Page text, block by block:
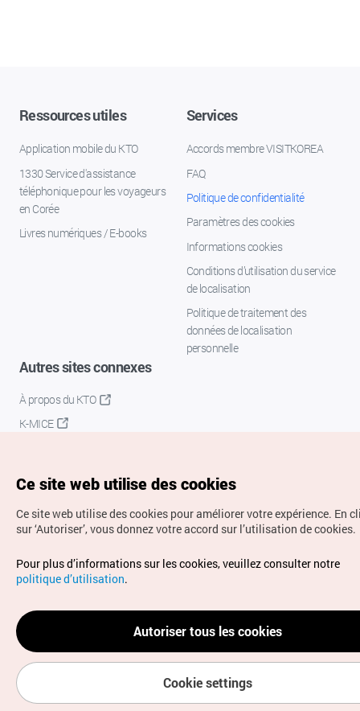
Ressources utiles
Application mobile du KTO
1330 Service d'assistance
téléphonique pour les voyageurs
en Corée
Livres numériques / E-books
Services
Accords membre VISITKOREA
FAQ
Politique de confidentialité
Paramètres des cookies
Informations cookies
Conditions d’utilisation du service
de localisation
Politique de traitement des
données de localisation
personnelle
Autres sites connexes
À propos du KTO
K-MICE
Droits d’auteur (c) Office National du Tourisme en Corée.
Tous droits réservés.
Pour les rapports d'erreurs et demandes de renseignements,
adressez vos demandes à
info.ontc@gmail.com
Ce site web utilise des cookies
Ce site web utilise des cookies pour améliorer votre expérience. En
sur ‘Autoriser’, vous donnez votre accord sur l’utilisation de cookies.
Pour plus d’informations sur les cookies, veuillez consulter notre
politique d’utilisation.
Autoriser tous les cookies
Cookie settings